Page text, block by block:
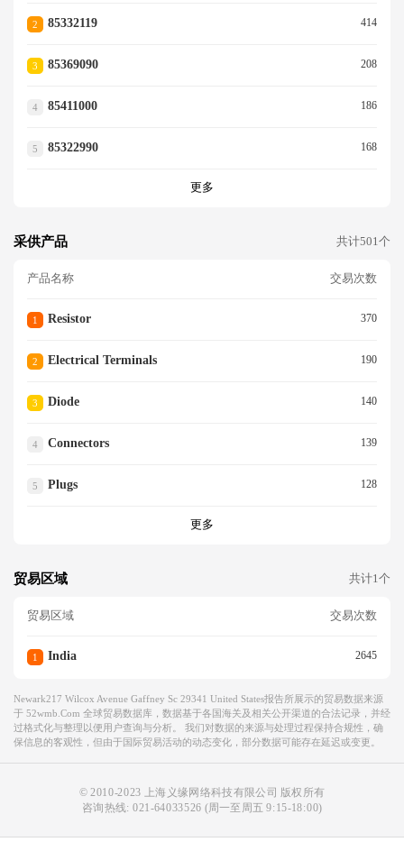
2 85332119 414
3 85369090 208
4 85411000 186
5 85322990 168
更多
采供产品 共计501个
产品名称 交易次数
1 Resistor 370
2 Electrical Terminals 190
3 Diode 140
4 Connectors 139
5 Plugs 128
更多
贸易区域 共计1个
贸易区域 交易次数
1 India 2645
Newark217 Wilcox Avenue Gaffney Sc 29341 United States报告所展示的贸易数据来源
于 52wmb.com 全球贸易数据库，数据基于各国海关及相关公开渠道的合法记录，并经
过格式化与整理以便用户查询与分析。 我们对数据的来源与处理过程保持合规性，确
保信息的客观性，但由于国际贸易活动的动态变化，部分数据可能存在延迟或变更。
© 2010-2023 上海义缘网络科技有限公司 版权所有
咨询热线:021-64033526 (周一至周五 9:15-18:00)